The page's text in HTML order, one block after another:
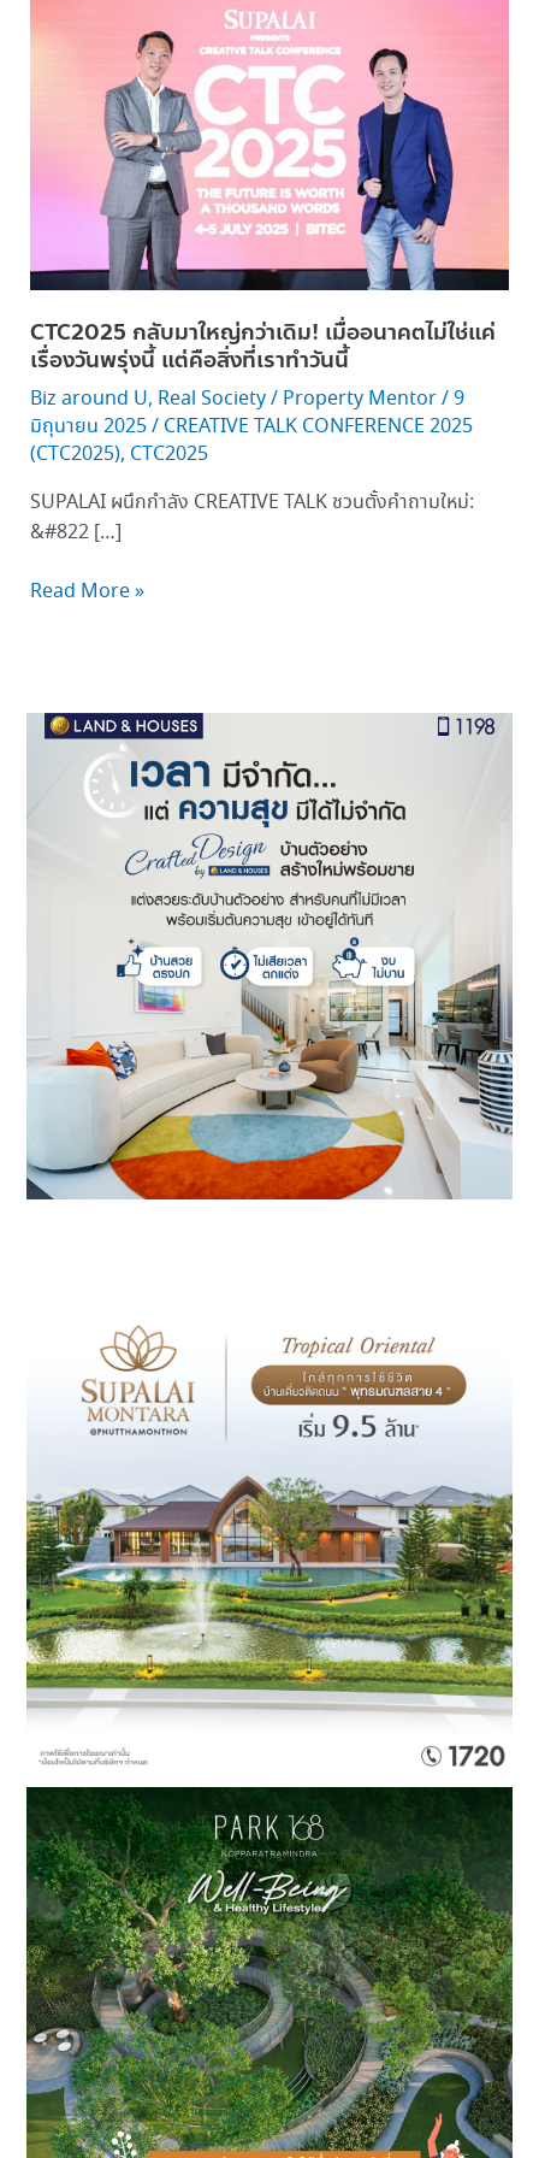
CTC2025 กลับมาใหญ่กว่าเดิม! เมื่ออนาคตไม่ใช่แค่
เรื่องวันพรุ่งนี้ แต่คือสิ่งที่เราทำวันนี้
Biz around U, Real Society/ Property Mentor/9
มิถุนายน 2025/ CREATIVE TALK CONFERENCE 2025
(CTC2025), CTC2025
SUPALAI ผนึกกำลัง CREATIVE TALK ชวนตั้งคำถามใหม่:
&#822 […]
มา
กว่า
เดิม!
อนาคต
เรื่อง
พรุ่ง
นี้
แต่
คือ
สิ่ง
ที่
เรา
วัน
Read More »